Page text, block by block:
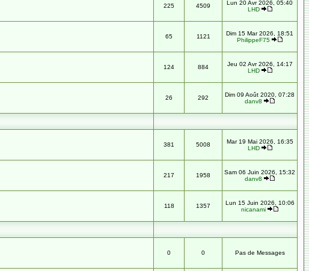
225 4509
Lun 20 Avr 2026, 05:40
LHD
65 1121
Dim 15 Mar 2026, 18:51
PhilippeF75
124 884
Jeu 02 Avr 2026, 14:17
LHD
26 292
Dim 09 Août 2020, 07:28
danv8
381 5008
Mar 19 Mai 2026, 16:35
LHD
217 1958
Sam 06 Juin 2026, 15:32
danv8
118 1357
Lun 15 Juin 2026, 10:06
nicanami
0 0 Pas de Messages